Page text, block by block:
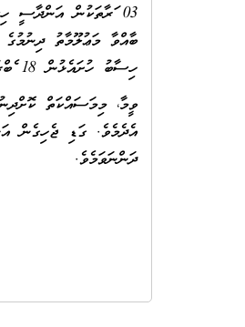
03 ފަރާތަކުން
ހިސާބު ހުށައެޅުން 18 ފެބްރުއަރީ 2018 ވާ އާދީއްތަ ދުވަހު 13:00 ގައި އިދާރާގައި އޮންނާނެއެވެ.
ވީމާ، މިމަސައްކަތް
އެދެމެވެ. ގަޑި ޖެހިގެން
ދަންނަވަމެވެ.
ވީމާ، މިކަން